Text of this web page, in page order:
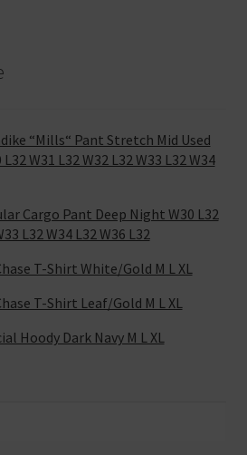
“Mills“ Pant Stretch Mid Used
W31 L32 W32 L32 W33 L32 W34
Cargo Pant Deep Night W30 L32
L32 W34 L32 W36 L32
T-Shirt White/Gold M L XL
T-Shirt Leaf/Gold M L XL
Hoody Dark Navy M L XL